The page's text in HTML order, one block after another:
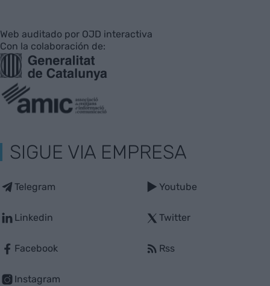
Web auditado por OJD interactiva
Con la colaboración de:
SIGUE VIA EMPRESA
Telegram
Linkedin
Facebook
Instagram
Youtube
Twitter
Rss